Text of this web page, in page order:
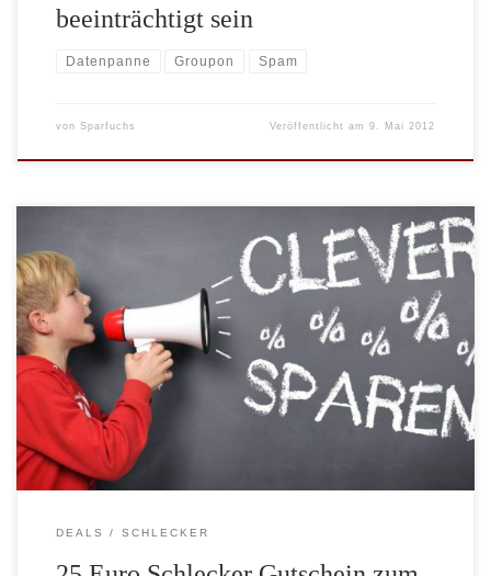
beeinträchtigt sein
Datenpanne Groupon Spam
von Sparfuchs Veröffentlicht am9. Mai 2012
Der Top-Deal bei Groupon ist aktuell ein 25 Euro Schlecker
Einkaufsgutschein zum Preis von 15 Euro. Pro Personen können
zwei Gutscheine gekauft werden. Pro Bestellung darf allerdings
nur einer eingelöst werden. Sie sparen durch diesen Groupon Deal
also auf Ihre nächsten beiden Einkäufe jeweils 10 Euro, wenn Sie
gleich zwei […]
DEALS SCHLECKER